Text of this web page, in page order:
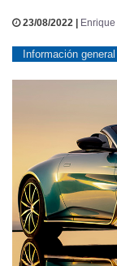
23/08/2022 |
Información general